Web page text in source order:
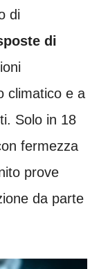
di
di
climatico e a
Solo in 18
fermezza
prove
da parte